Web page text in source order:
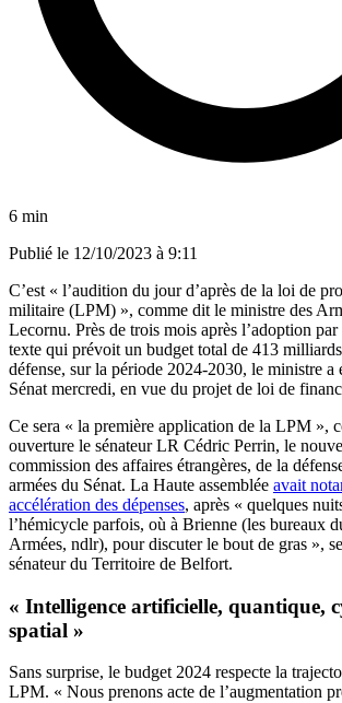
6 min
Publié le 12/10/2023 à 9:11
C’est « l’audition du jour d’après de la loi de
militaire (LPM) », comme dit le ministre des
Lecornu. Près de trois mois après l’adoption
texte qui prévoit un budget total de 413
défense, sur la période 2024-2030, le ministre a
Sénat mercredi, en vue du projet de loi de
Ce sera « la première application de la LPM »,
ouverture le sénateur LR Cédric Perrin, le
commission des affaires étrangères, de la
armées du Sénat. La Haute assemblée avait
accélération des dépenses, après « quelques
l’hémicycle parfois, où à Brienne (les bureaux
Armées, ndlr), pour discuter le bout de gras »,
sénateur du Territoire de Belfort.
« Intelligence artificielle, quantique,
spatial »
Sans surprise, le budget 2024 respecte la
LPM. « Nous prenons acte de l’augmentation